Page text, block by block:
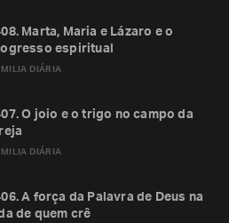
DIÁRIA
Marta, Maria e Lázaro e o
espiritual
DIÁRIA
O joio e o trigo no campo da
A força da Palavra de Deus na
de quem crê